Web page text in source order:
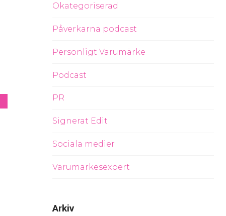
Okategoriserad
Påverkarna podcast
Personligt Varumärke
Podcast
PR
Signerat Edit
Sociala medier
Varumärkesexpert
Arkiv